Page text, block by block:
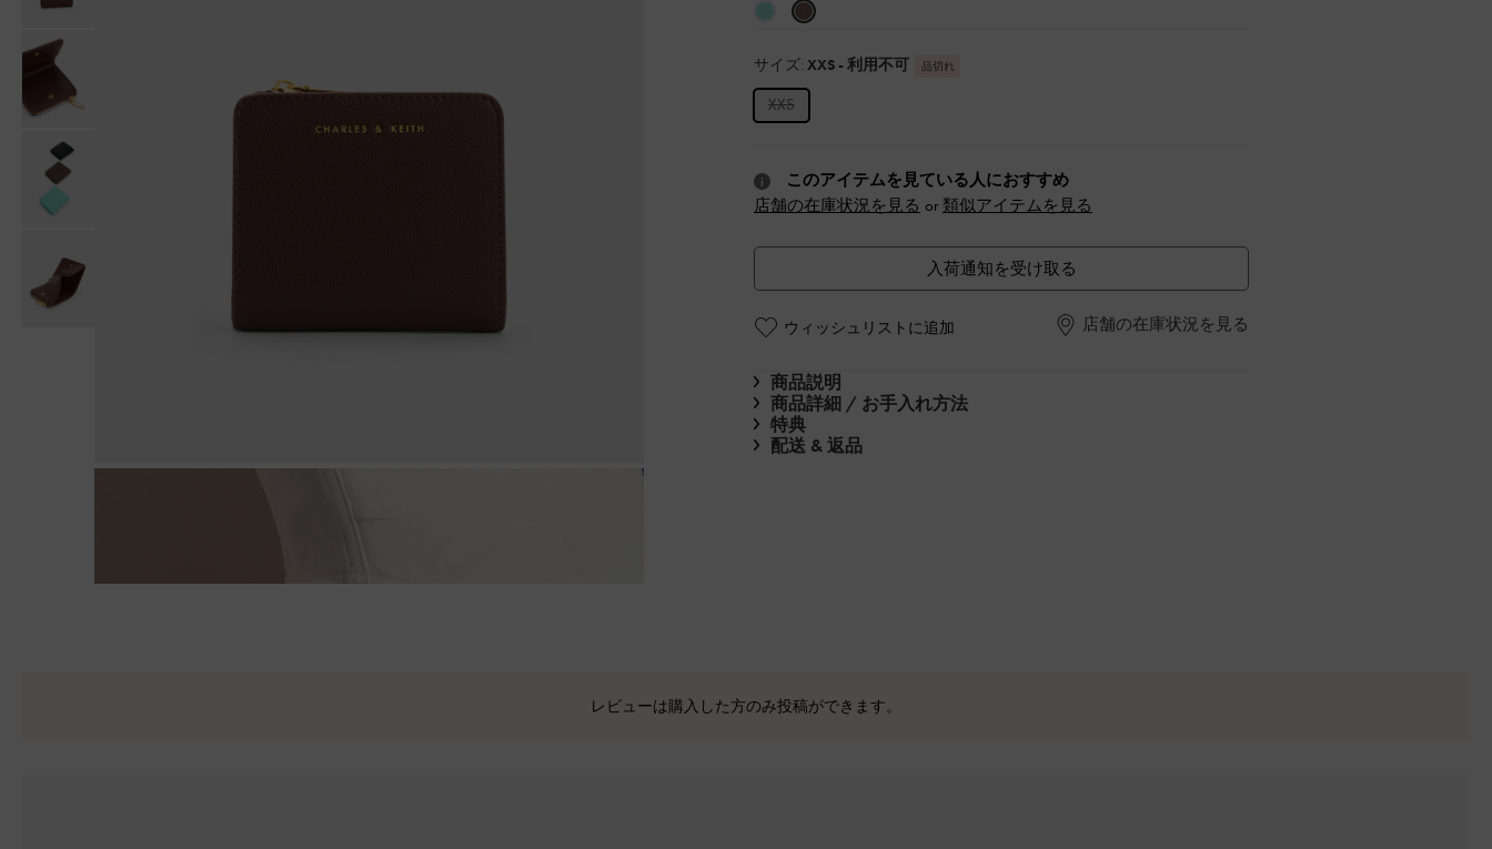
サイズ: XXS - 利用不可 品切れ
XXS
このアイテムを見ている人におすすめ
店舗の在庫状況を見る or 類似アイテムを見る
入荷通知を受け取る
ウィッシュリストに追加 店舗の在庫状況を見る
商品説明
商品詳細 / お手入れ方法
特典
配送 & 返品
レビューは購入した方のみ投稿ができます。